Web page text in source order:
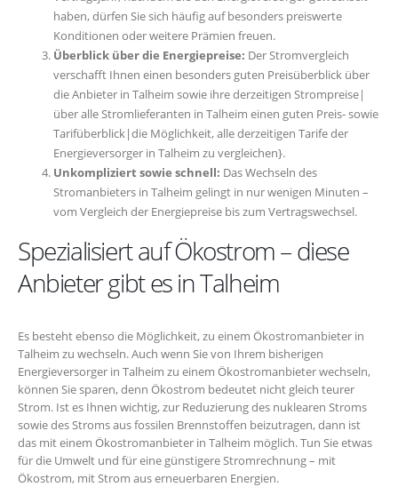
haben, dürfen Sie sich häufig auf besonders preiswerte
Konditionen oder weitere Prämien freuen.
Überblick über die Energiepreise: Der Stromvergleich
verschafft Ihnen einen besonders guten Preisüberblick über
die Anbieter in Talheim sowie ihre derzeitigen Strompreise|
über alle Stromlieferanten in Talheim einen guten Preis- sowie
Tarifüberblick|die Möglichkeit, alle derzeitigen Tarife der
Energieversorger in Talheim zu vergleichen}.
Unkompliziert sowie schnell: Das Wechseln des
Stromanbieters in Talheim gelingt in nur wenigen Minuten –
vom Vergleich der Energiepreise bis zum Vertragswechsel.
Spezialisiert auf Ökostrom – diese
Anbieter gibt es in Talheim
Es besteht ebenso die Möglichkeit, zu einem Ökostromanbieter in
Talheim zu wechseln. Auch wenn Sie von Ihrem bisherigen
Energieversorger in Talheim zu einem Ökostromanbieter wechseln,
können Sie sparen, denn Ökostrom bedeutet nicht gleich teurer
Strom. Ist es Ihnen wichtig, zur Reduzierung des nuklearen Stroms
sowie des Stroms aus fossilen Brennstoffen beizutragen, dann ist
das mit einem Ökostromanbieter in Talheim möglich. Tun Sie etwas
für die Umwelt und für eine günstigere Stromrechnung – mit
Ökostrom, mit Strom aus erneuerbaren Energien.